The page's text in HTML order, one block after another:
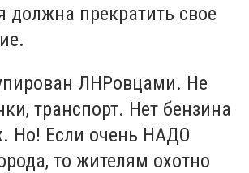
должна прекратить свое
ЛНРовцами. Не
транспорт. Нет бензина
Но! Если очень НАДО
то жителям охотно